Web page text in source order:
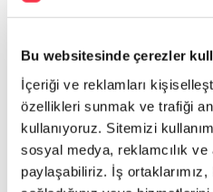
Bu websitesinde çerezler
İçeriği ve reklamları
özellikleri sunmak ve trafiği
kullanıyoruz. Sitemizi
sosyal medya, reklamcılık ve
paylaşabiliriz. İş
1.6
GLXi
SAFELINE
FELICIA
1.6 GLXi
FELICIA
1.6 GLXi
SAFELINE